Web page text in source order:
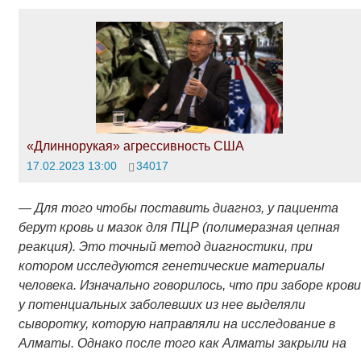
«Длиннорукая» агрессивность США
17.02.2023 13:00 34017
—Для того чтобы поставить диагноз, у пациента
берут кровь и мазок для ПЦР (полимеразная цепная
реакция). Это точный метод диагностики, при
котором исследуются генетические материалы
человека. Изначально говорилось, что при заборе крови
у потенциальных заболевших из нее выделяли
сыворотку, которую направляли на исследование в
Алматы. Однако после того как Алматы закрыли на